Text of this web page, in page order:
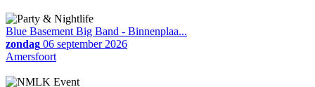
Blue Basement Big Band - Binnenplaa...
zondag 06 september 2026
Amersfoort